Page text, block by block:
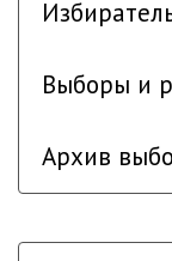
Выборы и
Архив